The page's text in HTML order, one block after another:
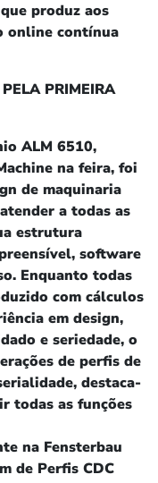
produz aos
online contínua
PRIMEIRA
ALM 6510,
na feira, foi
de maquinaria
a todas as
estrutura
software
Enquanto todas
com cálculos
em design,
e seriedade, o
de perfis de
destaca-
todas as funções
na Fensterbau
de Perfis CDC